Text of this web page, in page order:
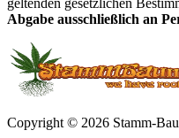
Abgabe ausschließlich an
Copyright © 2026 Stamm-